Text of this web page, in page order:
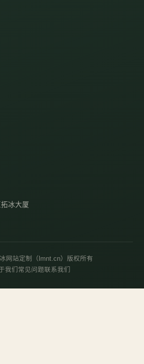
冰大厦
网站定制（lmnt.cn）版权所有
我们 常见问题联系我们